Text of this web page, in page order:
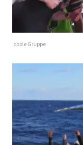
coole Gruppe